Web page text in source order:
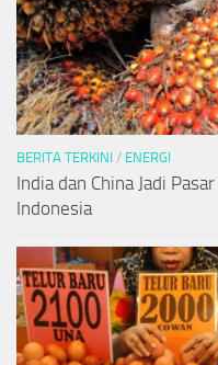
BERITA TERKINI / ENERGI
India dan China Jadi
Indonesia